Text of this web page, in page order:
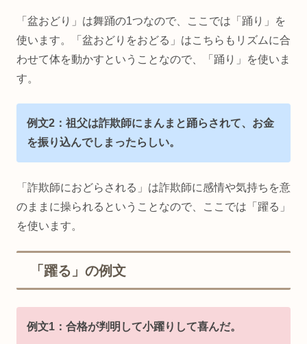
「盆おどり」は舞踊の1つなので、ここでは「踊り」を
使います。「盆おどりをおどる」はこちらもリズムに合
わせて体を動かすということなので、「踊り」を使いま
す。
例文2：祖父は詐欺師にまんまと踊らされて、お金
を振り込んでしまったらしい。
「詐欺師におどらされる」は詐欺師に感情や気持ちを意
のままに操られるということなので、ここでは「躍る」
を使います。
「躍る」の例文
例文1：合格が判明して小躍りして喜んだ。